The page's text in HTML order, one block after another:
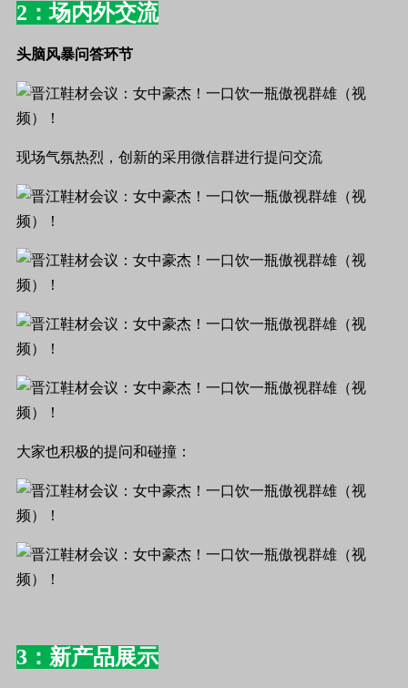
2：场内外交流
头脑风暴问答环节
现场气氛热烈，创新的采用微信群进行提问交流
大家也积极的提问和碰撞：
3：新产品展示